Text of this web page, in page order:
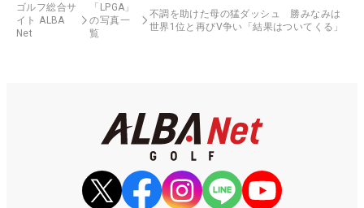
ゴルフ総合サ
イト ALBA
Net
「LPGA」
の写真一
覧
不調を助けた母の猛ダッシュ 勝みなみは
世界1位と再びV争い「結果はついてくる」